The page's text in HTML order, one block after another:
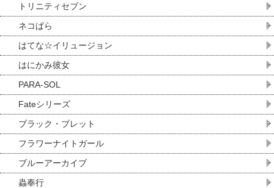
トリニティセブン
ネコぱら
はてな☆イリュージョン
はにかみ彼女
PARA-SOL
Fateシリーズ
ブラック・ブレット
フラワーナイトガール
ブルーアーカイブ
蟲奉行